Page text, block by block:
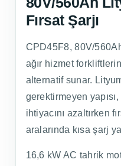
Fırsat Şarjı
CPD45F8, 80V/
ağır hizmet
alternatif sunar.
gerektirmeyen
ihtiyacını azaltırken
aralarında kısa şarj
16,6 kW AC tahrik